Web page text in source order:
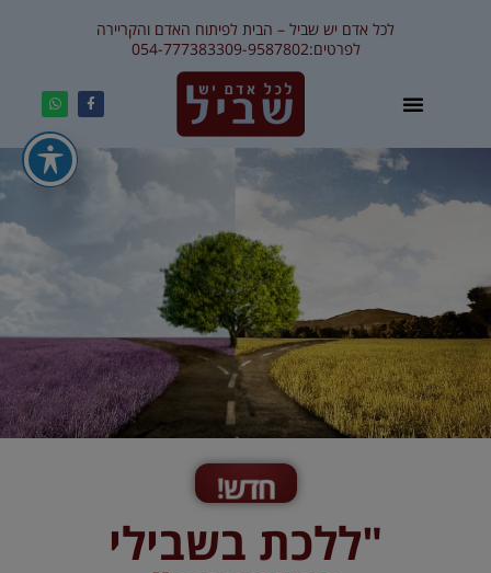
לכל אדם יש שביל – הבית לפיתוח האדם והקריירה
לפרטים:09-9587802
054-7773833
חדש!
"ללכת בשבילי